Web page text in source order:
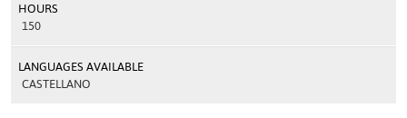
HOURS
150
LANGUAGES AVAILABLE
CASTELLANO